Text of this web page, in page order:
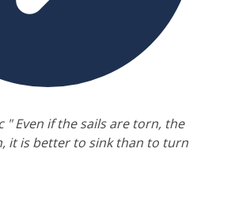
" Even if the sails are torn, the
it is better to sink than to turn